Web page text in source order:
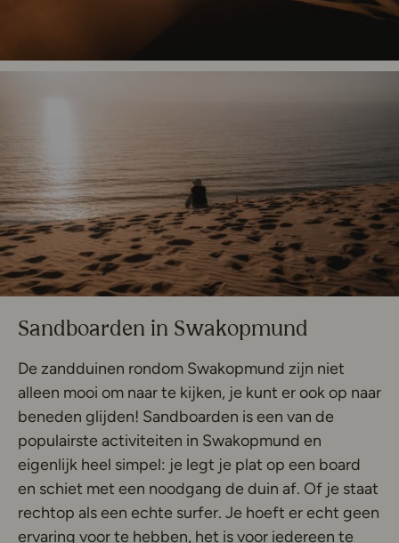
Sandboarden in Swakopmund
De zandduinen rondom Swakopmund zijn niet
alleen mooi om naar te kijken, je kunt er ook op naar
beneden glijden! Sandboarden is een van de
populairste activiteiten in Swakopmund en
eigenlijk heel simpel: je legt je plat op een board
en schiet met een noodgang de duin af. Of je staat
rechtop als een echte surfer. Je hoeft er echt geen
ervaring voor te hebben, het is voor iedereen te